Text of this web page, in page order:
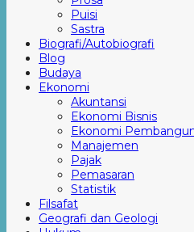
Puisi
Sastra
Biografi/Autobiografi
Blog
Budaya
Ekonomi
Akuntansi
Ekonomi Bisnis
Ekonomi
Manajemen
Pajak
Pemasaran
Statistik
Filsafat
Geografi dan Geologi